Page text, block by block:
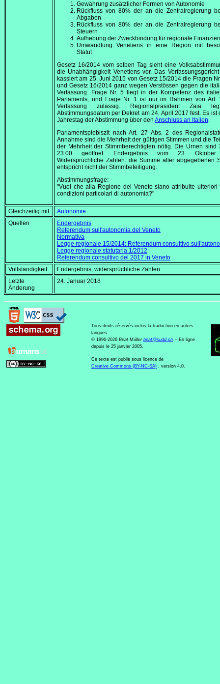
Gewährung zusätzlicher Formen von Autonomie
Rückfluss von 80% der an die Zentralregierung
Abgaben
Rückfluss von 80% der an die Zentralregierung
Steuern
Aufhebung der Zweckbindung für regionale
Umwandlung Venetiens in eine Region mit
Statut
Gesetz 16/2014 vom selben Tag sieht eine
die Unabhängigkeit Venetiens vor. Das
kassiert am 25. Juni 2015 von Gesetz 15/2014 die Fragen
und Gesetz 16/2014 ganz wegen Verstössen gegen die
Verfassung. Frage Nr. 5 liegt in der Kompetenz des
Parlaments, und Frage Nr. 1 ist nur im Rahmen von Art.
Verfassung zulässig. Regionalpräsident Zaia
Abstimmungsdatum per Dekret am 24. April 2017 fest. Es ist
Jahrestag der Abstimmung über den Anschluss an Italien.
Parlamentsplebiszit nach Art. 27 Abs. 2 des
Annahme sind die Mehrheit der gültigen Stimmen und die
der Mehrheit der Stimmberechtigten nötig. Die Urnen sind
23.00 geöffnet. Endergebnis vom 23.
Widersprüchliche Zahlen: die Summe aller abgegebenen
entspricht nicht der Stimmbeteiligung.
Abstimmungsfrage:
"Vuoi che alla Regione del Veneto siano attribuite ulteriori
condizioni particolari di autonomia?"
Gleichzeitig mit
Autonomie
Quellen
Endergebnis
Referendum sull'autonomia del Veneto
Normativa
Legge regionale 15/2014: Referendum consultivo
Legge regionale statutaria 1/2012
Referendum consultivo del 2017 in Veneto
Vollständigkeit
Endergebnis, widersprüchliche Zahlen
Letzte
Änderung
24. Januar 2018
Tous droits réservés inclus la traduction en autres
langues
© 1996-2026 Beat Müller beat@sudd.ch -- En ligne
depuis le 25 janvier 2005.
Ce texte est publié sous licence de
Creative Commons (BY-NC-SA) , version 4.0.